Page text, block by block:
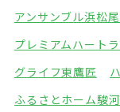
アンサンブル浜松
プレミアムハート
グライフ東鷹匠
ふるさとホーム駿河